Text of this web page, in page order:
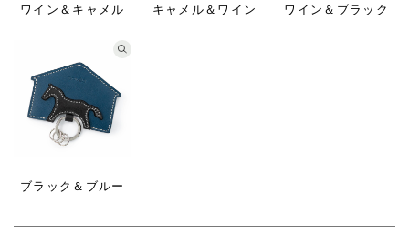
ワイン＆キャメル キャメル＆ワイン ワイン＆ブラック
ブラック＆ブルー